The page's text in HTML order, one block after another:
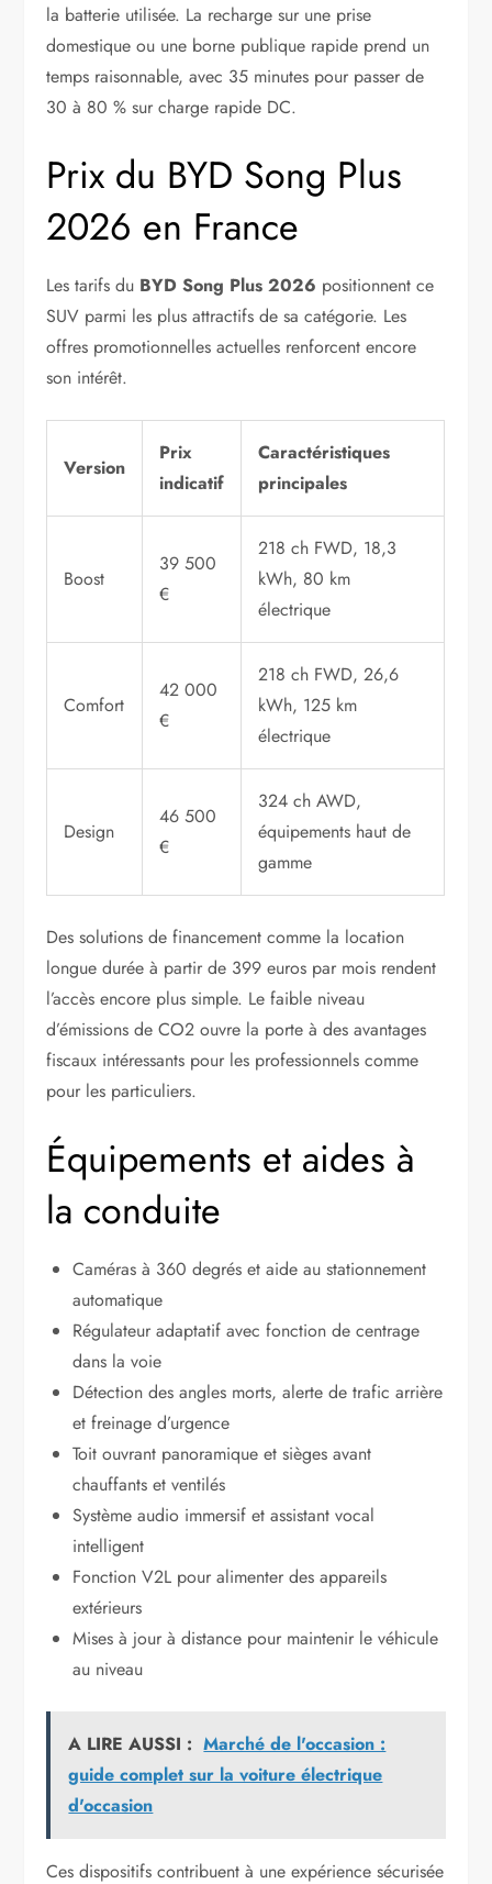
la batterie utilisée. La recharge sur une prise
domestique ou une borne publique rapide prend un
temps raisonnable, avec 35 minutes pour passer de
30 à 80 % sur charge rapide DC.
Prix du BYD Song Plus
2026 en France
Les tarifs du BYD Song Plus 2026 positionnent ce
SUV parmi les plus attractifs de sa catégorie. Les
offres promotionnelles actuelles renforcent encore
son intérêt.
Version
Prix
indicatif
Caractéristiques
principales
Boost
39 500
€
218 ch FWD, 18,3
kWh, 80 km
électrique
Comfort
42 000
€
218 ch FWD, 26,6
kWh, 125 km
électrique
Design
46 500
€
324 ch AWD,
équipements haut de
gamme
Des solutions de financement comme la location
longue durée à partir de 399 euros par mois rendent
l’accès encore plus simple. Le faible niveau
d’émissions de CO2 ouvre la porte à des avantages
fiscaux intéressants pour les professionnels comme
pour les particuliers.
Équipements et aides à
la conduite
Caméras à 360 degrés et aide au stationnement
automatique
Régulateur adaptatif avec fonction de centrage
dans la voie
Détection des angles morts, alerte de trafic arrière
et freinage d’urgence
Toit ouvrant panoramique et sièges avant
chauffants et ventilés
Système audio immersif et assistant vocal
intelligent
Fonction V2L pour alimenter des appareils
extérieurs
Mises à jour à distance pour maintenir le véhicule
au niveau
A LIRE AUSSI : Marché de l'occasion :
guide complet sur la voiture électrique
d'occasion
Ces dispositifs contribuent à une expérience sécurisée